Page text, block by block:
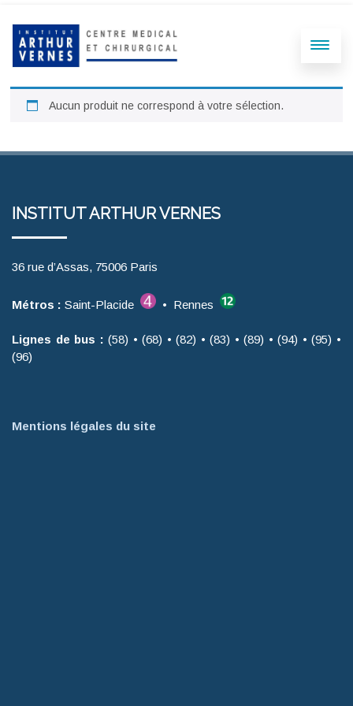
Aucun produit ne correspond à votre sélection.
INSTITUT ARTHUR VERNES
36 rue d’Assas, 75006 Paris
Métros : Saint-Placide • Rennes
Lignes de bus : (58) • (68) • (82) • (83) • (89) • (94) • (95) •
(96)
Mentions légales du site